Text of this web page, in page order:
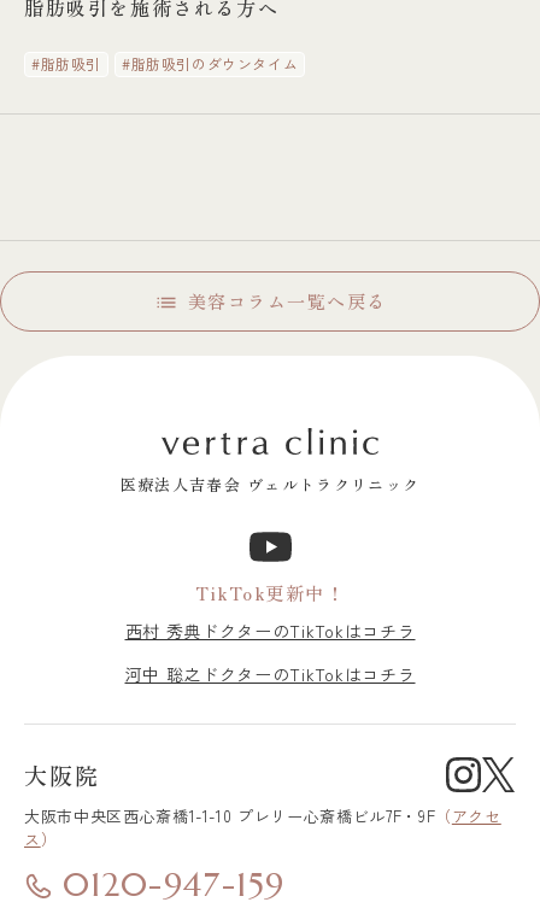
脂肪吸引を施術される方へ
#脂肪吸引 #脂肪吸引のダウンタイム
美容コラム一覧へ戻る
医療法人吉春会 ヴェルトラクリニック
TikTok更新中！
西村 秀典ドクターのTikTokはコチラ
河中 聡之ドクターのTikTokはコチラ
大阪院
大阪市中央区西心斎橋1-1-10 プレリー心斎橋ビル7F・9F （アクセ
ス ）
0120-947-159